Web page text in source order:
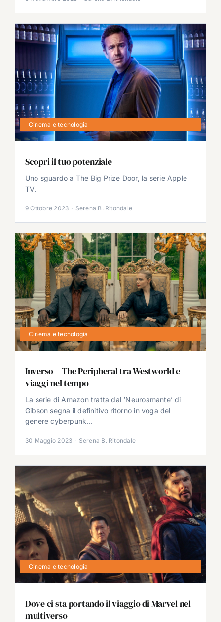
Cinema e tecnologia
Scopri il tuo potenziale
Uno sguardo a The Big Prize Door, la serie Apple
TV.
9 Ottobre 2023 · Serena B. Ritondale
Cinema e tecnologia
Inverso – The Peripheral tra Westworld e
viaggi nel tempo
La serie di Amazon tratta dal ‘Neuroamante’ di
Gibson segna il definitivo ritorno in voga del
genere cyberpunk...
30 Maggio 2023 · Serena B. Ritondale
Cinema e tecnologia
Dove ci sta portando il viaggio di Marvel nel
multiverso